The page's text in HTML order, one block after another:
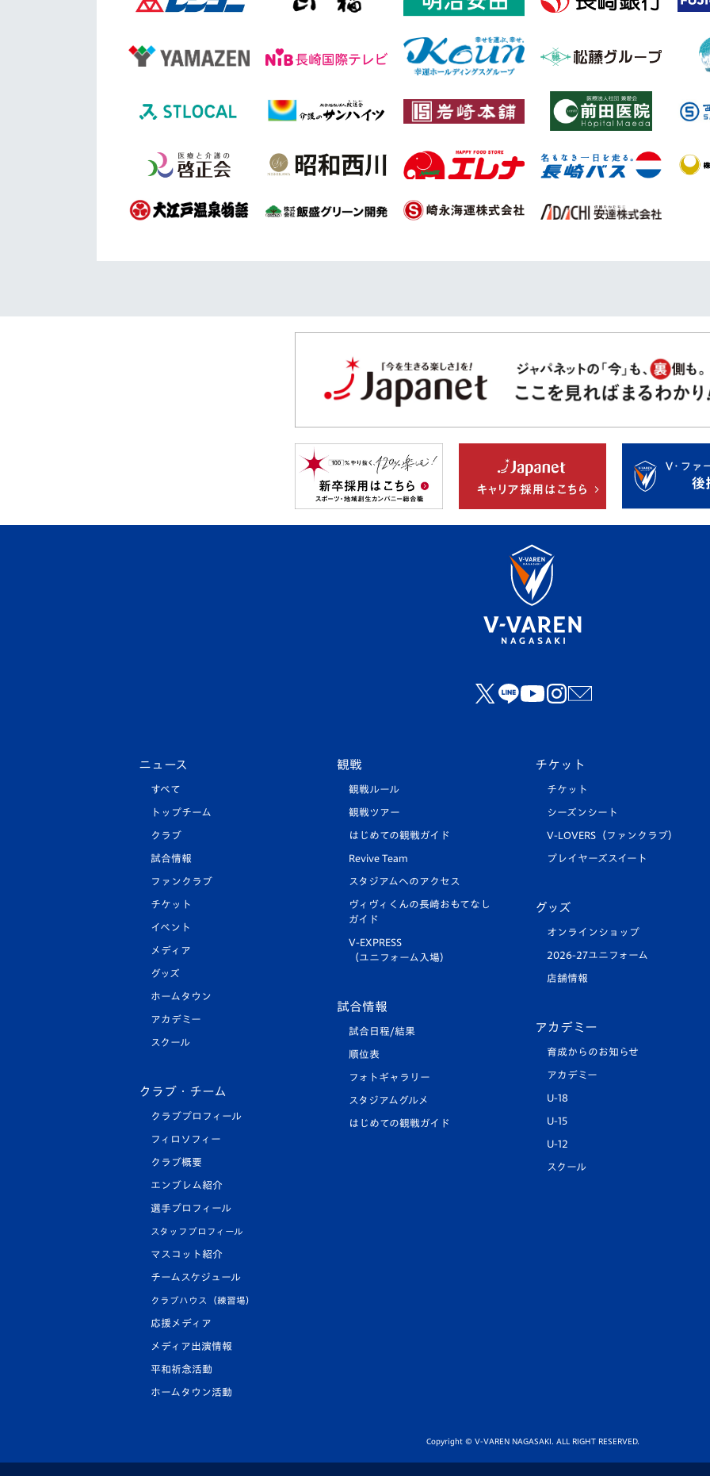
ニュース
すべて
トップチーム
クラブ
試合情報
ファンクラブ
チケット
イベント
メディア
グッズ
ホームタウン
アカデミー
スクール
クラブ・チーム
クラブプロフィール
フィロソフィー
クラブ概要
エンブレム紹介
選手プロフィール
スタッフプロフィール
マスコット紹介
チームスケジュール
クラブハウス（練習場）
応援メディア
メディア出演情報
平和祈念活動
ホームタウン活動
観戦
観戦ルール
観戦ツアー
はじめての観戦ガイド
Revive Team
スタジアムへのアクセス
ヴィヴィくんの長崎おもてなし
ガイド
V-EXPRESS
（ユニフォーム入場）
試合情報
試合日程/結果
順位表
フォトギャラリー
スタジアムグルメ
はじめての観戦ガイド
チケット
チケット
シーズンシート
V-LOVERS（ファンクラブ）
プレイヤーズスイート
グッズ
オンラインショップ
2026-27ユニフォーム
店舗情報
アカデミー
育成からのお知らせ
アカデミー
U-18
U-15
U-12
スクール
Copyright © V-VAREN NAGASAKI. ALL RIGHT RESERVED.